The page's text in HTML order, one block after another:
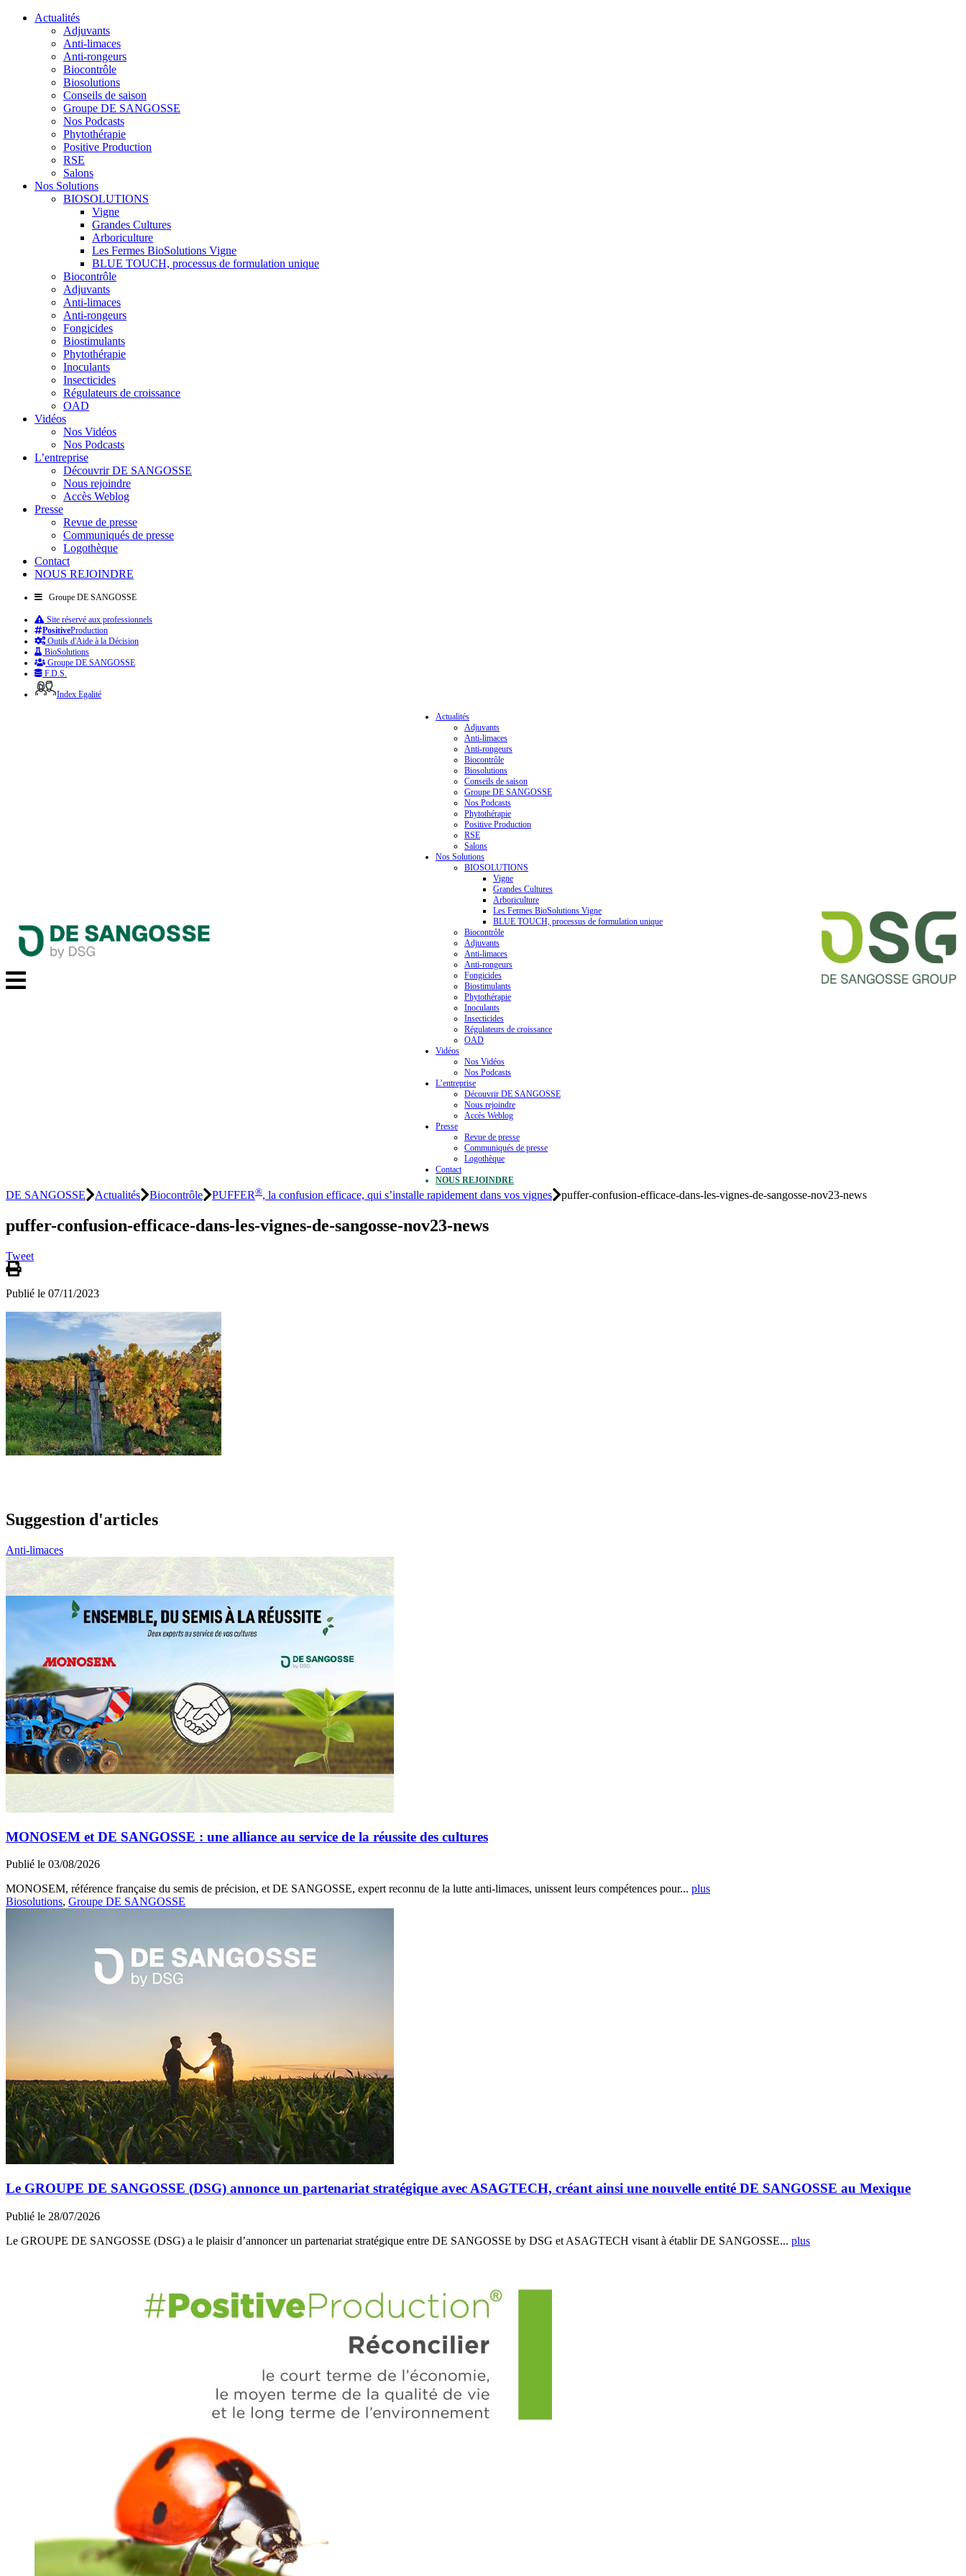
Actualités
Adjuvants
Anti-limaces
Anti-rongeurs
Biocontrôle
Biosolutions
Conseils de saison
Groupe DE SANGOSSE
Nos Podcasts
Phytothérapie
Positive Production
RSE
Salons
Nos Solutions
BIOSOLUTIONS
Vigne
Grandes Cultures
Arboriculture
Les Fermes BioSolutions Vigne
BLUE TOUCH, processus de formulation unique
Biocontrôle
Adjuvants
Anti-limaces
Anti-rongeurs
Fongicides
Biostimulants
Phytothérapie
Inoculants
Insecticides
Régulateurs de croissance
OAD
Vidéos
Nos Vidéos
Nos Podcasts
L’entreprise
Découvrir DE SANGOSSE
Nous rejoindre
Accès Weblog
Presse
Revue de presse
Communiqués de presse
Logothèque
Contact
NOUS REJOINDRE
Groupe DE SANGOSSE
Site réservé aux professionnels
PositiveProduction
Outils d'Aide à la Décision
BioSolutions
Groupe DE SANGOSSE
F.D.S.
Index Egalité
Actualités
Adjuvants
Anti-limaces
Anti-rongeurs
Biocontrôle
Biosolutions
Conseils de saison
Groupe DE SANGOSSE
Nos Podcasts
Phytothérapie
Positive Production
RSE
Salons
Nos Solutions
BIOSOLUTIONS
Vigne
Grandes Cultures
Arboriculture
Les Fermes BioSolutions Vigne
BLUE TOUCH, processus de formulation unique
Biocontrôle
Adjuvants
Anti-limaces
Anti-rongeurs
Fongicides
Biostimulants
Phytothérapie
Inoculants
Insecticides
Régulateurs de croissance
OAD
Vidéos
Nos Vidéos
Nos Podcasts
L’entreprise
Découvrir DE SANGOSSE
Nous rejoindre
Accès Weblog
Presse
Revue de presse
Communiqués de presse
Logothèque
Contact
NOUS REJOINDRE
DE SANGOSSE Actualités Biocontrôle PUFFER®, la confusion efficace, qui s’installe rapidement dans vos vignes puffer-confusion-efficace-dans-les-vignes-de-sangosse-nov23-news
puffer-confusion-efficace-dans-les-vignes-de-sangosse-nov23-news
Tweet
Publié le 07/11/2023
Suggestion d'articles
Anti-limaces
MONOSEM et DE SANGOSSE : une alliance au service de la réussite des cultures
Publié le 03/08/2026
MONOSEM, référence française du semis de précision, et DE SANGOSSE, expert reconnu de la lutte anti-limaces, unissent leurs compétences pour... plus
Biosolutions, Groupe DE SANGOSSE
Le GROUPE DE SANGOSSE (DSG) annonce un partenariat stratégique avec ASAGTECH, créant ainsi une nouvelle entité DE SANGOSSE au Mexique
Publié le 28/07/2026
Le GROUPE DE SANGOSSE (DSG) a le plaisir d’annoncer un partenariat stratégique entre DE SANGOSSE by DSG et ASAGTECH visant à établir DE SANGOSSE... plus